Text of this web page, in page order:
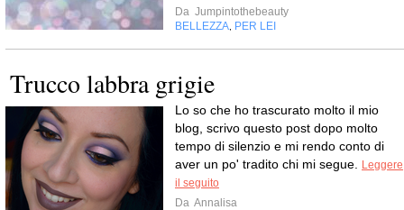
Da Jumpintothebeauty
BELLEZZA PER LEI
Trucco labbra grigie
Lo so che ho trascurato molto il mio
blog, scrivo questo post dopo molto
tempo di silenzio e mi rendo conto di
aver un po' tradito chi mi segue.
Leggere
il seguito
Da Annalisa